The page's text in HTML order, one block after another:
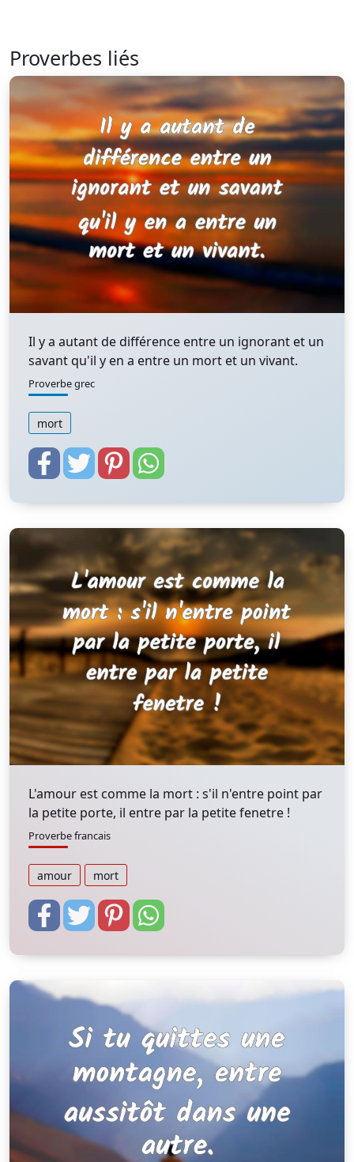
Proverbes liés
Il y a autant de différence entre un ignorant et un
savant qu'il y en a entre un mort et un vivant.
Proverbe grec
mort
L'amour est comme la mort : s'il n'entre point par
la petite porte, il entre par la petite fenetre !
Proverbe francais
amour mort